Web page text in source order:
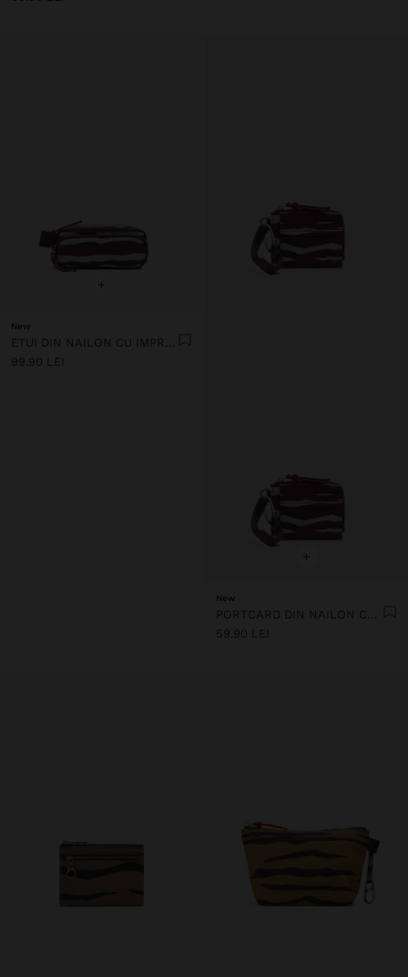
+
New
ETUI DIN NAILON CU IMPRIMEU ANIMALIER
99.90 LEI
+
New
PORTCARD DIN NAILON CU IMPRIMEU ANIMALIER
59.90 LEI